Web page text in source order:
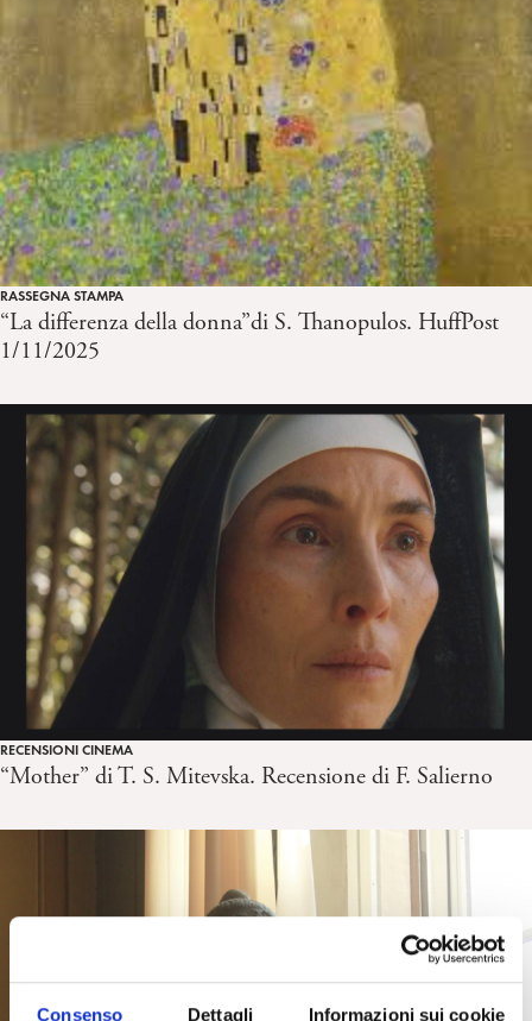
Consenso Dettagli Informazioni sui cookie
RASSEGNA STAMPA
“La differenza della donna”di S. Thanopulos. HuffPost
1/11/2025
RECENSIONI CINEMA
“Mother” di T. S. Mitevska. Recensione di F. Salierno